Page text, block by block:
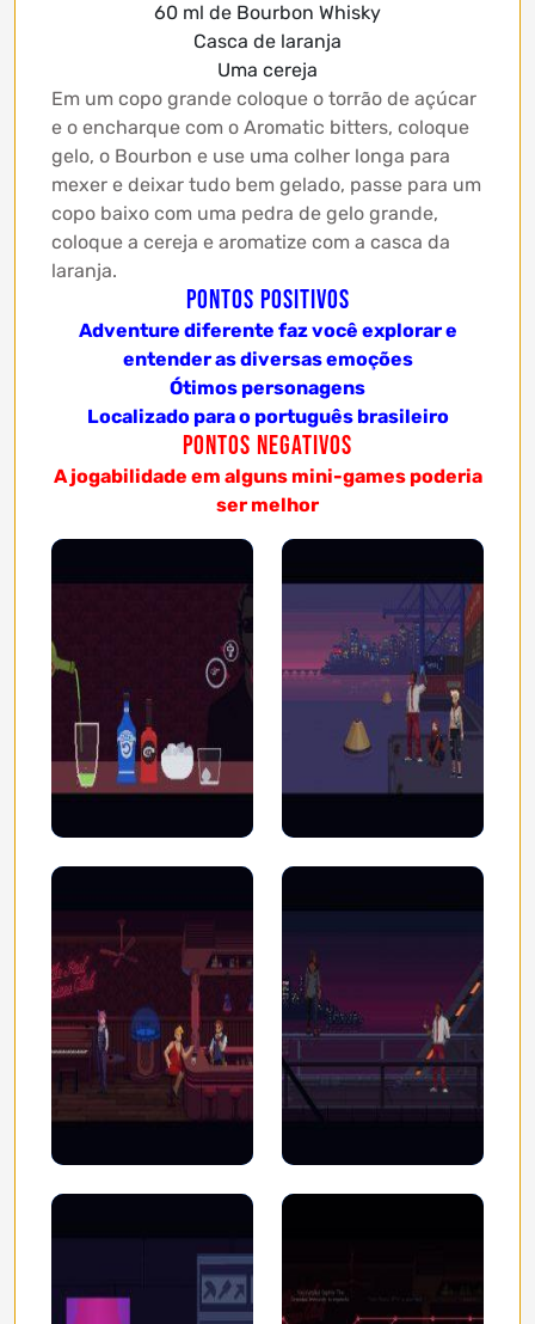
60 ml de Bourbon Whisky
Casca de laranja
Uma cereja
Em um copo grande coloque o torrão de açúcar
e o encharque com o Aromatic bitters, coloque
gelo, o Bourbon e use uma colher longa para
mexer e deixar tudo bem gelado, passe para um
copo baixo com uma pedra de gelo grande,
coloque a cereja e aromatize com a casca da
laranja.
Pontos Positivos
Adventure diferente faz você explorar e
entender as diversas emoções
Ótimos personagens
Localizado para o português brasileiro
Pontos Negativos
A jogabilidade em alguns mini-games poderia
ser melhor